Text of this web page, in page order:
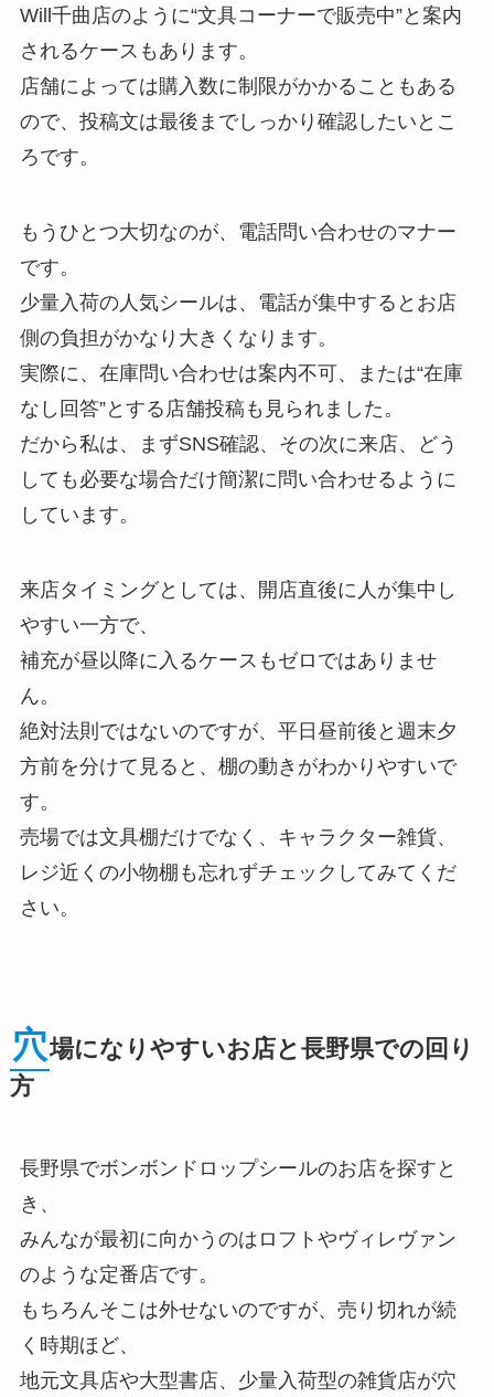
Will千曲店のように“文具コーナーで販売中”と案内
されるケースもあります。
店舗によっては購入数に制限がかかることもある
ので、投稿文は最後までしっかり確認したいとこ
ろです。
もうひとつ大切なのが、電話問い合わせのマナー
です。
少量入荷の人気シールは、電話が集中するとお店
側の負担がかなり大きくなります。
実際に、在庫問い合わせは案内不可、または“在庫
なし回答”とする店舗投稿も見られました。
だから私は、まずSNS確認、その次に来店、どう
しても必要な場合だけ簡潔に問い合わせるように
しています。
来店タイミングとしては、開店直後に人が集中し
やすい一方で、
補充が昼以降に入るケースもゼロではありませ
ん。
絶対法則ではないのですが、平日昼前後と週末夕
方前を分けて見ると、棚の動きがわかりやすいで
す。
売場では文具棚だけでなく、キャラクター雑貨、
レジ近くの小物棚も忘れずチェックしてみてくだ
さい。
穴場になりやすいお店と長野県での回り
方
長野県でボンボンドロップシールのお店を探すと
き、
みんなが最初に向かうのはロフトやヴィレヴァン
のような定番店です。
もちろんそこは外せないのですが、売り切れが続
く時期ほど、
地元文具店や大型書店、少量入荷型の雑貨店が穴